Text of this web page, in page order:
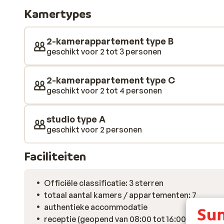
dorp. Elk verblijf beschikt over een kitchenette,
eigen tempo. In de directe omgeving wandel je zo
een uitnodigend terras. De groene heuvels en de
kiezelstrand is ideaal voor een frisse duik of een
voor rust, natuur of cultuur, hier ervaar je het pure,
Kamertypes
2-kamerappartement type B
geschikt voor 2 tot 3 personen
2-kamerappartement type C
geschikt voor 2 tot 4 personen
studio type A
geschikt voor 2 personen
Faciliteiten
Officiële classificatie: 3 sterren
totaal aantal kamers / appartementen: 7
authentieke accommodatie
receptie (geopend van 08:00 tot 16:00 uur)